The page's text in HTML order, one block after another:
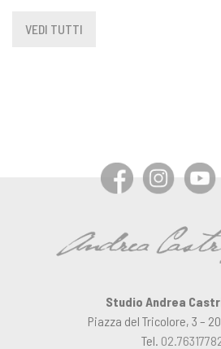
VEDI TUTTI
Studio Andrea
Piazza del Tricolore, 3 –
Tel.